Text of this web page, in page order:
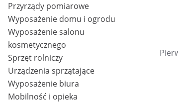
Przyrządy pomiarowe
Wyposażenie domu i ogrodu
Wyposażenie salonu
kosmetycznego
Sprzęt rolniczy
Urządzenia sprzątające
Wyposażenie biura
Mobilność i opieka